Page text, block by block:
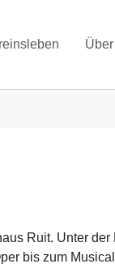
Ruit. Unter
bis zum